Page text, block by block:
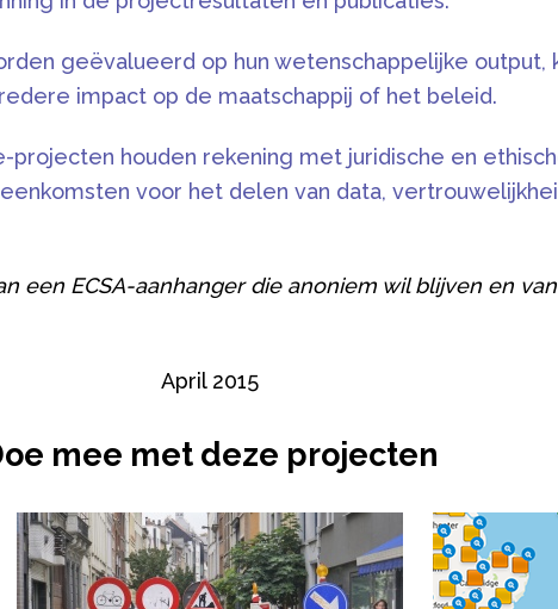
geëvalueerd op hun wetenschappelijke output,
impact op de maatschappij of het beleid.
houden rekening met juridische en
voor het delen van data,
een ECSA-aanhanger die anoniem wil blijven en
April 2015
mee met deze projecten